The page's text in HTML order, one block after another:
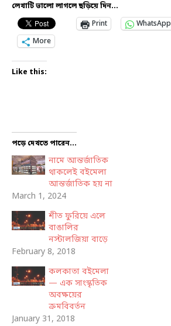
লেখাটি ভালো লাগলে ছড়িয়ে দিন...
Print
WhatsApp
More
Like this:
পড়ে দেখতে পারেন...
নামে আন্তর্জাতিক
থাকলেই বইমেলা
আন্তর্জাতিক হয় না
March 1, 2024
শীত ফুরিয়ে এলে
বাঙালির
নস্টালজিয়া বাড়ে
February 8, 2018
কলকাতা বইমেলা
— এক সাংস্কৃতিক
অবক্ষয়ের
ক্রমবিবর্তন
January 31, 2018